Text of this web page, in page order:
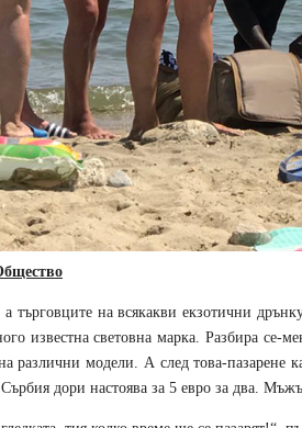
търговците на всякакви екзотични
известна световна марка. Разбира се-
различни модели. А след това-пазарене
дори настоява за 5 евро за два.